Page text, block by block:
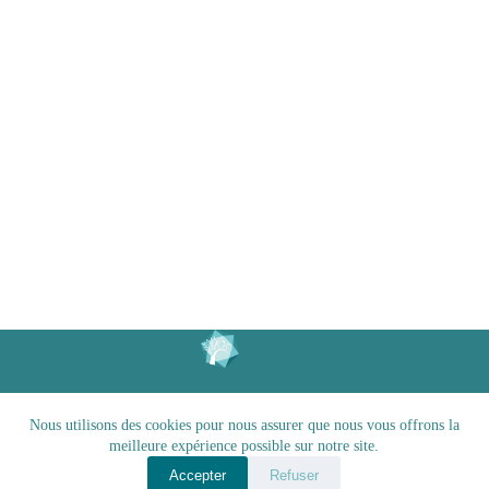
Nous utilisons des cookies pour nous assurer que nous vous offrons la
meilleure expérience possible sur notre site.
Accepter
Refuser
L'Arbre à Perles | Copyright © 2026